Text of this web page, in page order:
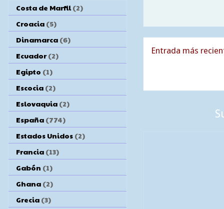
Entrada más
Costa de Marfil (2)
Croacia (5)
Dinamarca (6)
Ecuador (2)
Egipto (1)
Escocia (2)
Eslovaquia (2)
España (774)
Estados Unidos (2)
Francia (13)
Gabón (1)
Ghana (2)
Grecia (3)